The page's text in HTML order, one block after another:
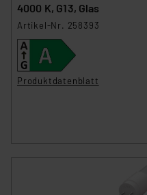
4000 K, G13, Glas
Artikel-Nr. 258393
Produktdatenblatt